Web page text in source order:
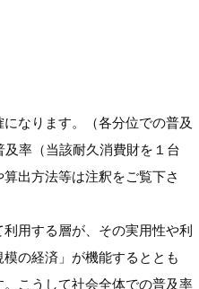
なります。（各分位での普及
率（当該耐久消費財を１台
出方法等は注釈をご覧下さ
用する層が、その実用性や利
の経済」が機能するととも
こうして社会全体での普及率